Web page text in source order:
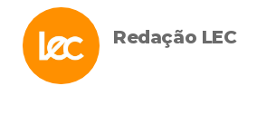
Redação LEC